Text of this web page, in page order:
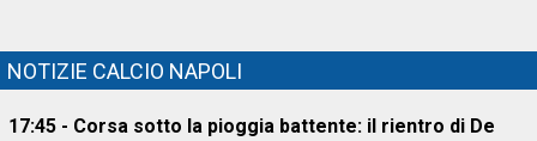
NOTIZIE CALCIO NAPOLI
17:45 - Corsa sotto la pioggia battente: il rientro di De